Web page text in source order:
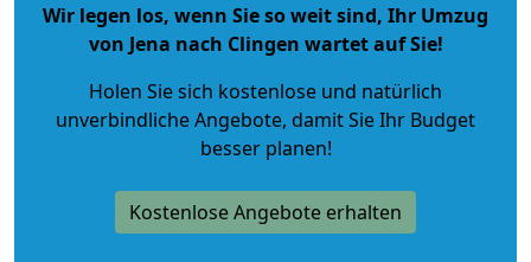
Wir legen los, wenn Sie so weit sind, Ihr Umzug
von Jena nach Clingen wartet auf Sie!
Holen Sie sich kostenlose und natürlich
unverbindliche Angebote, damit Sie Ihr Budget
besser planen!
Kostenlose Angebote erhalten